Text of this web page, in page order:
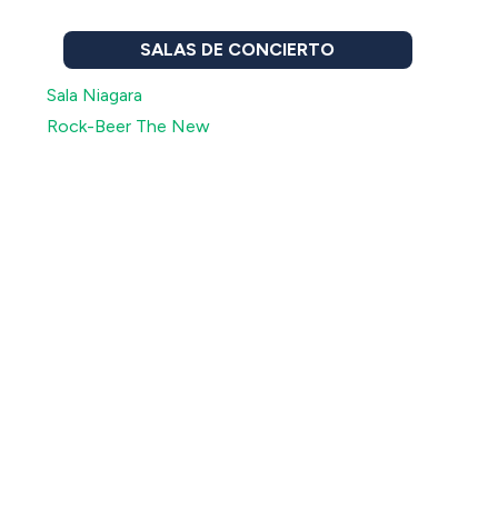
SALAS DE CONCIERTO
Sala Niagara
Rock-Beer The New